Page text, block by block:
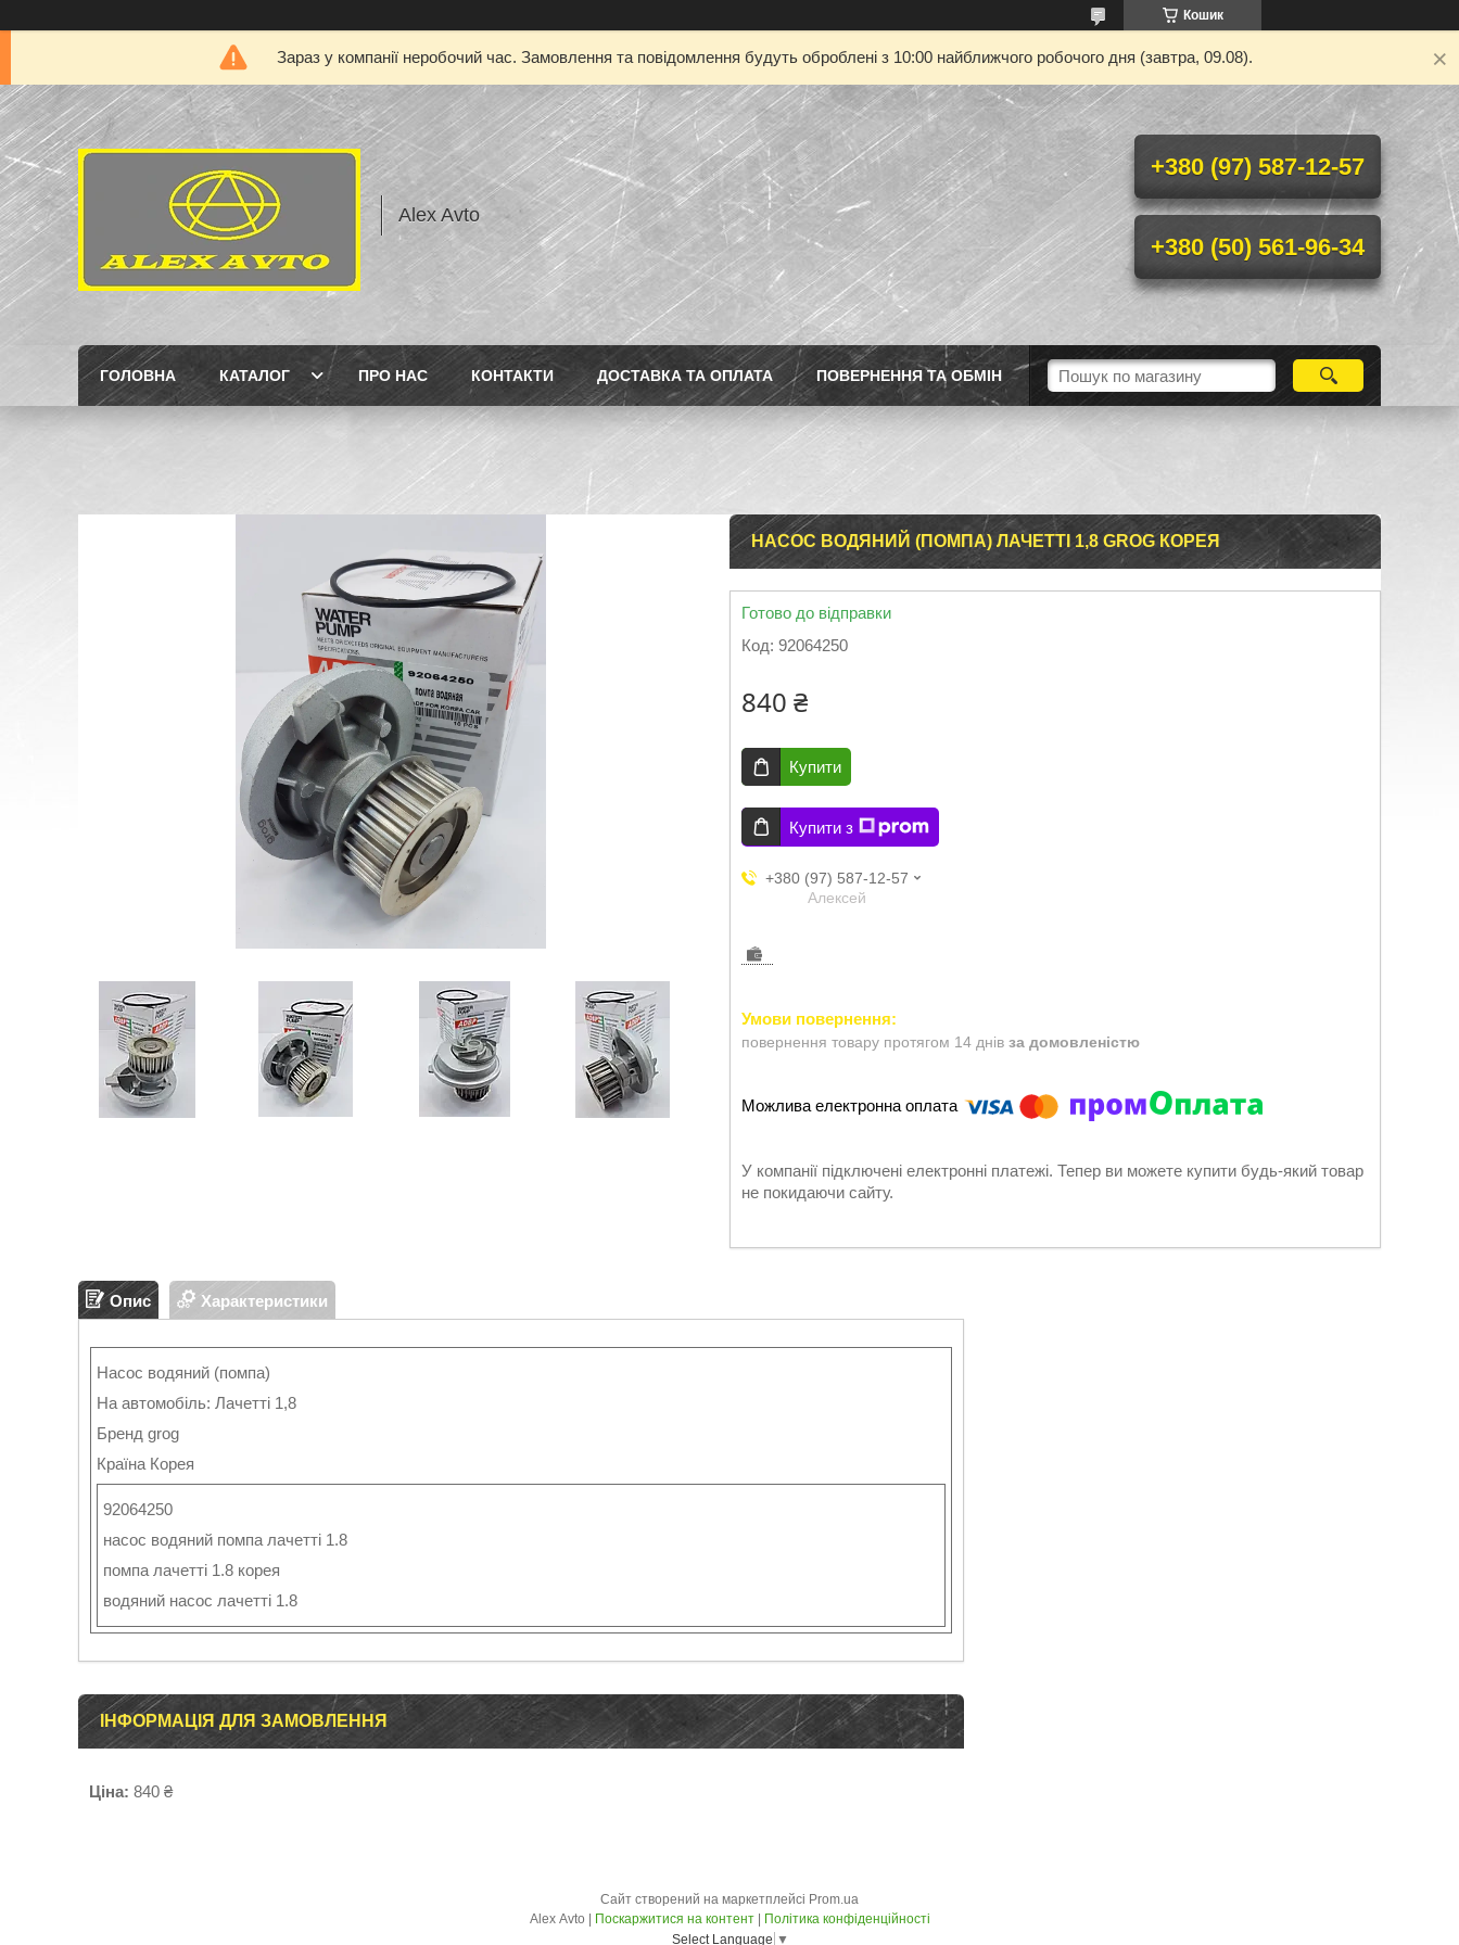
Кошик
Зараз у компанії неробочий час. Замовлення та повідомлення будуть оброблені з 10:00 найближчого робочого дня (завтра, 09.08).
Alex Avto
+380 (97) 587-12-57
+380 (50) 561-96-34
ГОЛОВНА КАТАЛОГ ПРО НАС КОНТАКТИ ДОСТАВКА ТА ОПЛАТА ПОВЕРНЕННЯ ТА ОБМІН
НАСОС ВОДЯНИЙ (ПОМПА) ЛАЧЕТТІ 1,8 GROG КОРЕЯ
Готово до відправки
Код: 92064250
840 ₴
Купити
Купити з
+380 (97) 587-12-57
Aлексей
повернення товару протягом 14 днів за домовленістю
У компанії підключені електронні платежі. Тепер ви можете купити будь-який товар
не покидаючи сайту.
Опис Характеристики
Насос водяний (помпа)
На автомобіль: Лачетті 1,8
Бренд grog
Країна Корея
92064250
насос водяний помпа лачетті 1.8
помпа лачетті 1.8 корея
водяний насос лачетті 1.8
ІНФОРМАЦІЯ ДЛЯ ЗАМОВЛЕННЯ
Ціна: 840 ₴
Сайт створений на маркетплейсі Prom.ua
Поскаржитися на контент
Політика конфіденційності
Select Language ▼